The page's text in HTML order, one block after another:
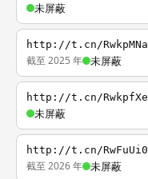
未屏蔽
http://t.cn/RwkpMNa
截至 2025 年 未屏蔽
http://t.cn/RwkpfXe
未屏蔽
http://t.cn/RwFuUi0
截至 2026 年 未屏蔽